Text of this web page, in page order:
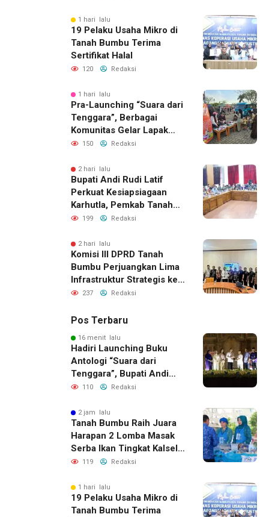
1 hari lalu
19 Pelaku Usaha Mikro di
Tanah Bumbu Terima
Sertifikat Halal
120 Redaksi
1 hari lalu
Pra-Launching “Suara dari
Tenggara”, Berbagai
Komunitas Gelar Lapak
Baca di Bandara Bersujud
150 Redaksi
2 hari lalu
Bupati Andi Rudi Latif
Perkuat Kesiapsiagaan
Karhutla, Pemkab Tanah
Bumbu Aktifkan Posko
199 Redaksi
2 hari lalu
Komisi III DPRD Tanah
Bumbu Perjuangkan Lima
Infrastruktur Strategis ke
BPJN XI Banjarmasin
237 Redaksi
Pos Terbaru
16 menit lalu
Hadiri Launching Buku
Antologi “Suara dari
Tenggara”, Bupati Andi
Rudi Latif Apresiasi
Bumi Bersujud
110 Redaksi
2 jam lalu
Tanah Bumbu Raih Juara
Harapan 2 Lomba Masak
Serba Ikan Tingkat Kalsel
2026
119 Redaksi
1 hari lalu
19 Pelaku Usaha Mikro di
Tanah Bumbu Terima